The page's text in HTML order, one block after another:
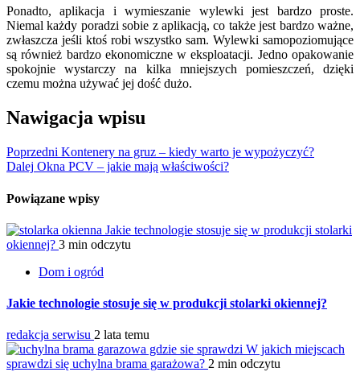
Ponadto, aplikacja i wymieszanie wylewki jest bardzo proste.
Niemal każdy poradzi sobie z aplikacją, co także jest bardzo ważne,
zwłaszcza jeśli ktoś robi wszystko sam. Wylewki samopoziomujące
są również bardzo ekonomiczne w eksploatacji. Jedno opakowanie
spokojnie wystarczy na kilka mniejszych pomieszczeń, dzięki
czemu można używać jej dość dużo.
Nawigacja wpisu
Poprzedni Kontenery na gruz – kiedy warto je wypożyczyć?
Dalej Okna PCV – jakie mają właściwości?
Powiązane wpisy
Jakie technologie stosuje się w produkcji stolarki
okiennej? 3 min odczytu
Dom i ogród
Jakie technologie stosuje się w produkcji stolarki okiennej?
redakcja serwisu 2 lata temu
W jakich miejscach
sprawdzi się uchylna brama garażowa? 2 min odczytu